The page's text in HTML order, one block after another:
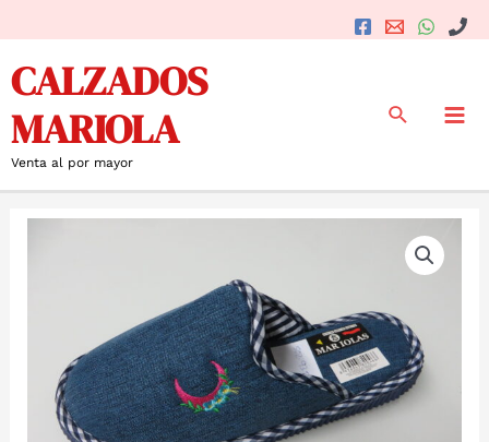
al
contenido
CALZADOS
MARIOLA
Venta al por mayor
Buscar